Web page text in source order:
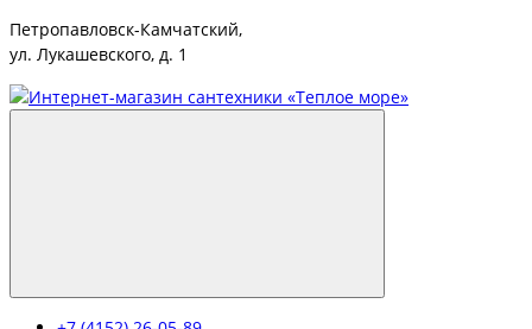
Петропавловск-Камчатский,
ул. Лукашевского, д. 1